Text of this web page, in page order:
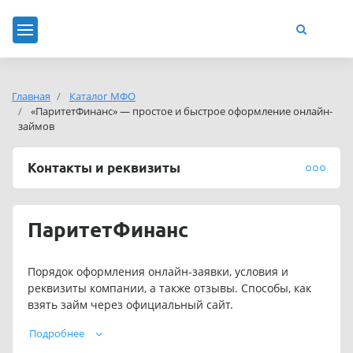
Главная
Каталог МФО
«ПаритетФинанс» — простое и быстрое оформление онлайн-
займов
Контакты и реквизиты
ПаритетФинанс
Порядок оформления онлайн-заявки, условия и
реквизиты компании, а также отзывы. Способы, как
взять займ через официальный сайт.
Подробнее